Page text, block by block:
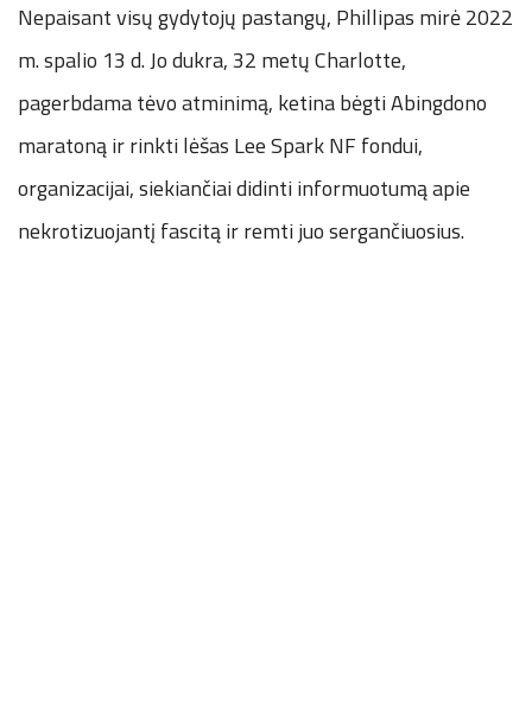
Nepaisant visų gydytojų pastangų, Phillipas mirė 2022
m. spalio 13 d. Jo dukra, 32 metų Charlotte,
pagerbdama tėvo atminimą, ketina bėgti Abingdono
maratoną ir rinkti lėšas Lee Spark NF fondui,
organizacijai, siekiančiai didinti informuotumą apie
nekrotizuojantį fascitą ir remti juo sergančiuosius.